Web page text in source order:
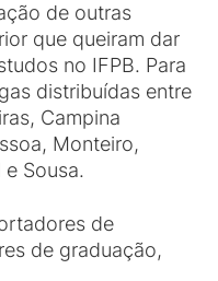
de outras
que queiram dar
no IFPB. Para
distribuídas entre
Campina
Monteiro,
Sousa.
de
de graduação,